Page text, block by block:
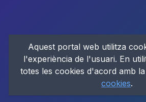
Aquest portal web utilitza
l'experiència de l'usuari. En
totes les cookies d'acord amb
cookies.